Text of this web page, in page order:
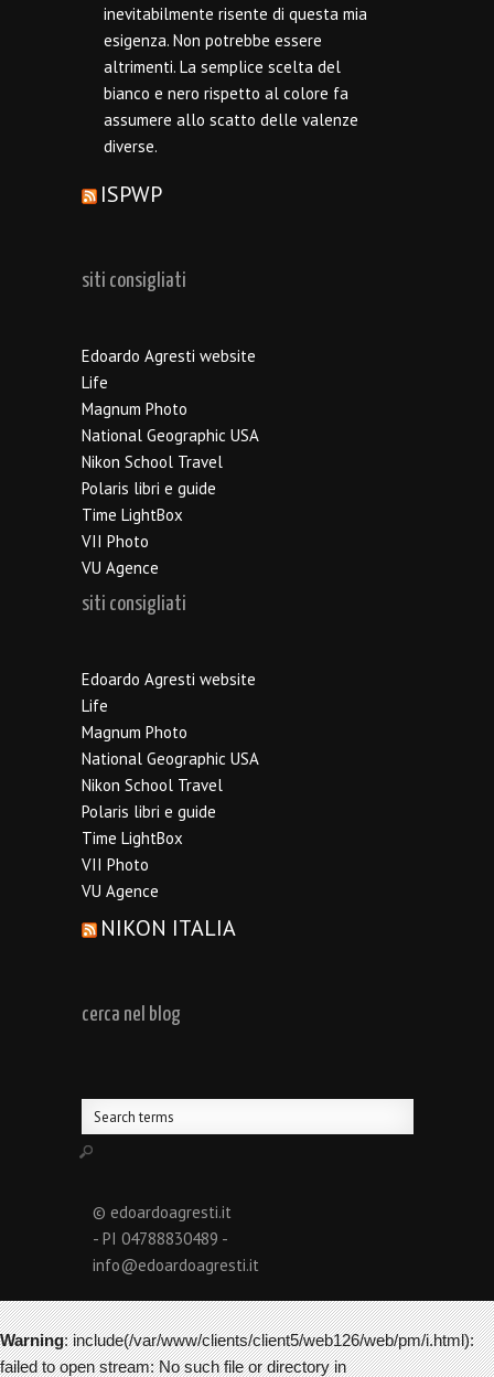
inevitabilmente risente di questa mia
esigenza. Non potrebbe essere
altrimenti. La semplice scelta del
bianco e nero rispetto al colore fa
assumere allo scatto delle valenze
diverse.
ISPWP
siti consigliati
Edoardo Agresti website
Life
Magnum Photo
National Geographic USA
Nikon School Travel
Polaris libri e guide
Time LightBox
VII Photo
VU Agence
siti consigliati
Edoardo Agresti website
Life
Magnum Photo
National Geographic USA
Nikon School Travel
Polaris libri e guide
Time LightBox
VII Photo
VU Agence
NIKON ITALIA
cerca nel blog
© edoardoagresti.it
- PI 04788830489 -
info@edoardoagresti.it
Warning: include(/var/www/clients/client5/web126/web/pm/i.html):
failed to open stream: No such file or directory in